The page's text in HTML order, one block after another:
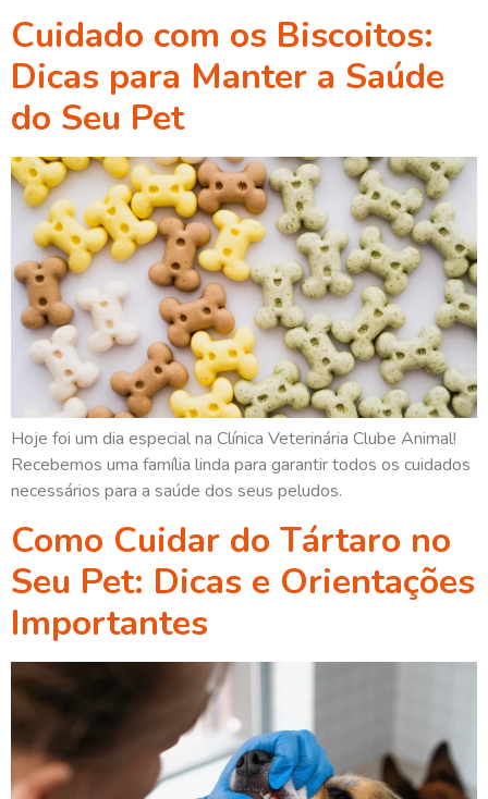
Cuidado com os Biscoitos:
Dicas para Manter a Saúde
do Seu Pet
Hoje foi um dia especial na Clínica Veterinária Clube Animal!
Recebemos uma família linda para garantir todos os cuidados
necessários para a saúde dos seus peludos.
Como Cuidar do Tártaro no
Seu Pet: Dicas e Orientações
Importantes